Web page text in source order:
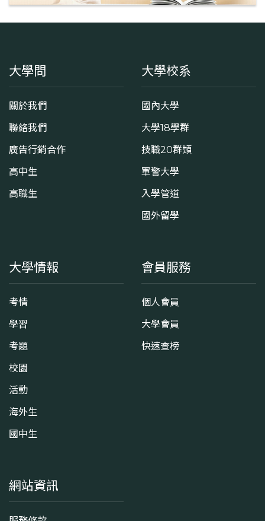
大學問
關於我們
聯絡我們
廣告行銷合作
高中生
高職生
大學校系
國內大學
大學18學群
技職20群類
軍警大學
入學管道
國外留學
大學情報
考情
學習
考題
校園
活動
海外生
國中生
會員服務
個人會員
大學會員
快速查榜
網站資訊